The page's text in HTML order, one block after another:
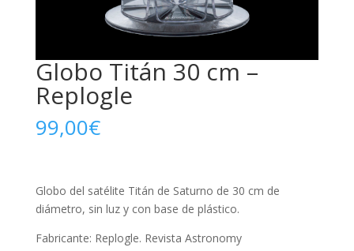
Globo Titán 30 cm –
Replogle
99,00€
Globo del satélite Titán de Saturno de 30 cm de
diámetro, sin luz y con base de plástico.
Fabricante: Replogle. Revista Astronomy